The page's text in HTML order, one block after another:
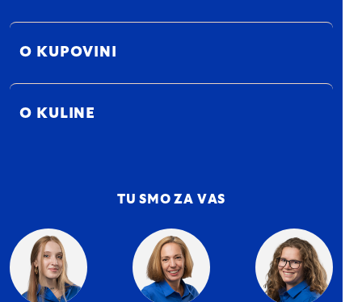
O KUPOVINI
O KULINE
TU SMO ZA VAS